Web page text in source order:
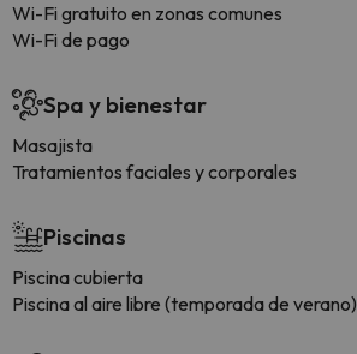
Wi-Fi gratuito en zonas comunes
Wi-Fi de pago
Spa y bienestar
Masajista
Tratamientos faciales y corporales
Piscinas
Piscina cubierta
Piscina al aire libre (temporada de verano)